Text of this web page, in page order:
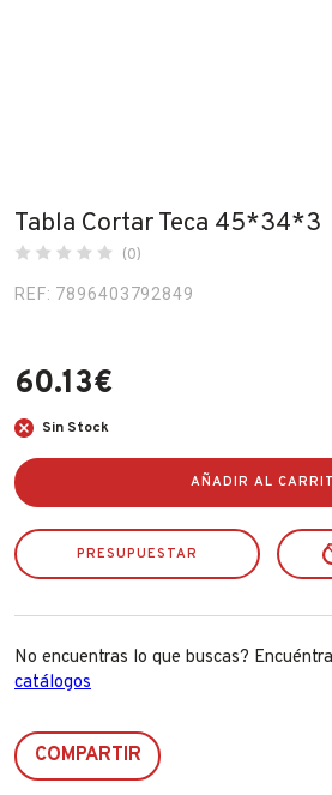
FAQ’s
Contacto
Tabla Cortar Teca 45*34*3
(0)
REF: 7896403792849
60.13€
Sin Stock
AÑADIR AL
PRESUPUESTAR
No encuentras lo que buscas?
catálogos
COMPARTIR